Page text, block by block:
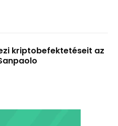
kriptobefektetéseit az